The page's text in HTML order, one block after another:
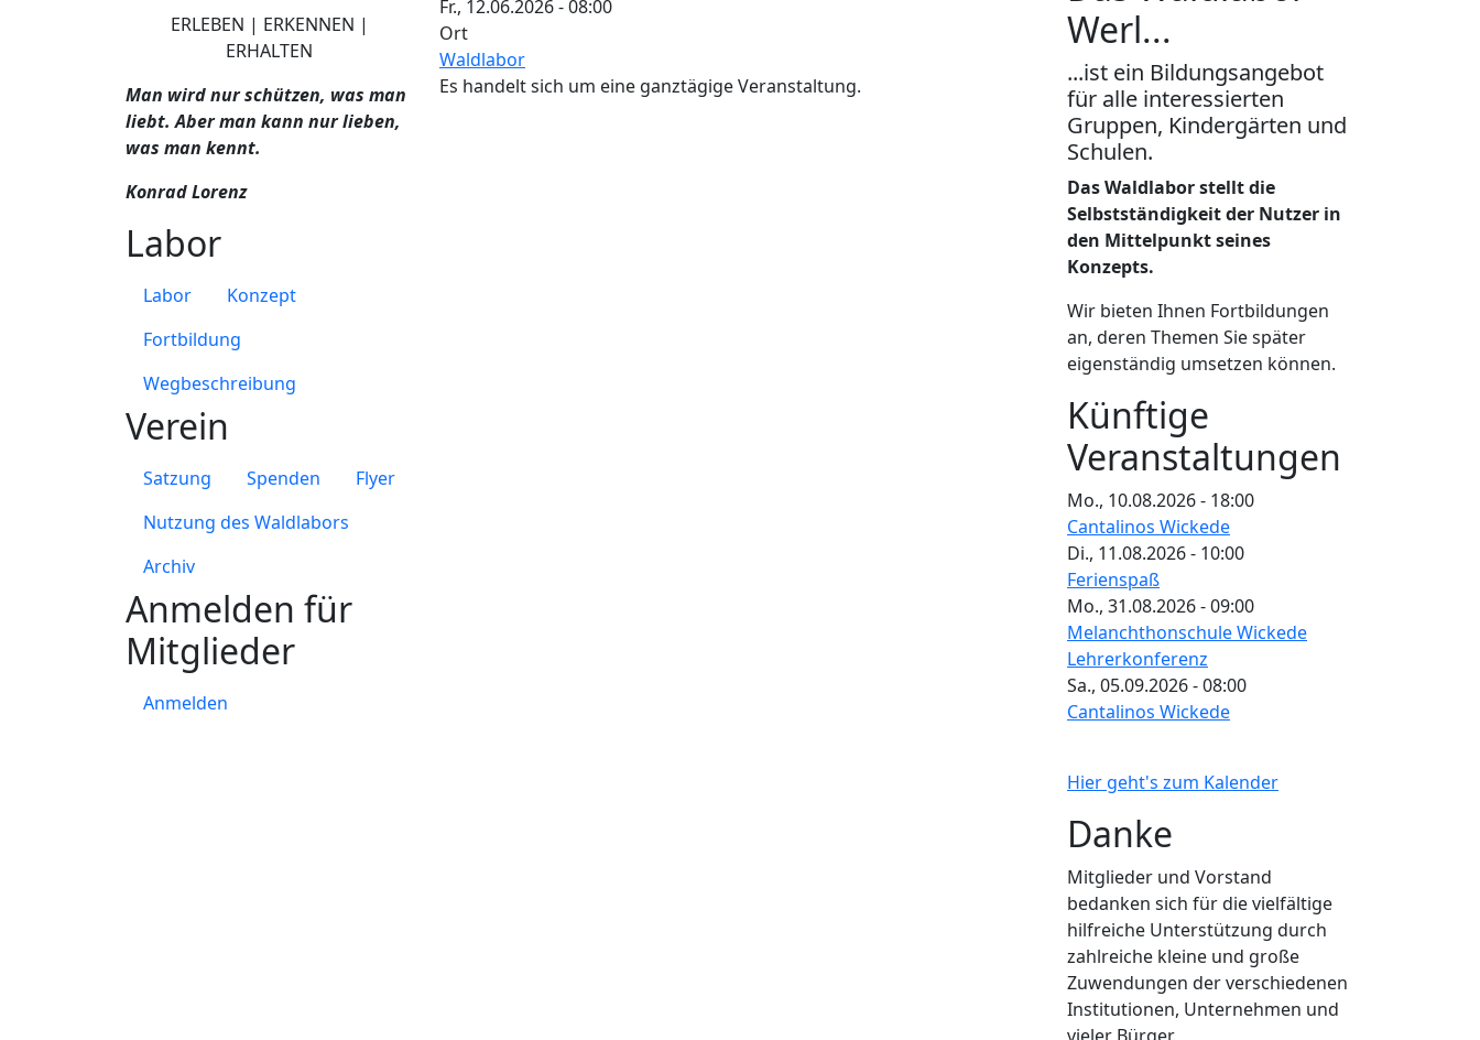
Fr., 12.06.2026 - 08:00
Ort
Waldlabor
Es handelt sich um eine ganztägige Veranstaltung.
ERLEBEN | ERKENNEN |
ERHALTEN
Man wird nur schützen, was man
liebt. Aber man kann nur lieben,
was man kennt.
Konrad Lorenz
Labor
Labor
Konzept
Fortbildung
Wegbeschreibung
Verein
Satzung Spenden
Flyer
Nutzung des Waldlabors
Archiv
Anmelden für
Mitglieder
Anmelden
Werl...
...ist ein Bildungsangebot
für alle interessierten
Gruppen, Kindergärten und
Schulen.
Das Waldlabor stellt die
Selbstständigkeit der Nutzer in
den Mittelpunkt seines
Konzepts.
Wir bieten Ihnen Fortbildungen
an, deren Themen Sie später
eigenständig umsetzen können.
Künftige
Veranstaltungen
Mo., 10.08.2026 - 18:00
Cantalinos Wickede
Di., 11.08.2026 - 10:00
Ferienspaß
Mo., 31.08.2026 - 09:00
Melanchthonschule Wickede
Lehrerkonferenz
Sa., 05.09.2026 - 08:00
Cantalinos Wickede
Hier geht's zum Kalender
Danke
Mitglieder und Vorstand
bedanken sich für die vielfältige
hilfreiche Unterstützung durch
zahlreiche kleine und große
Zuwendungen der verschiedenen
Institutionen, Unternehmen und